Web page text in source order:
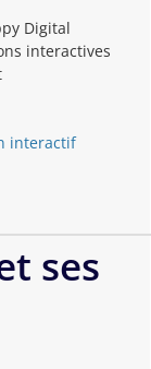
Digital
interactives
interactif
ses